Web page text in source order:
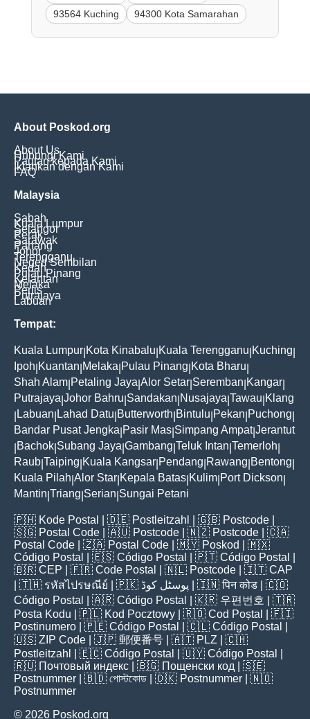
93564 Kuching
94300 Kota Samarahan
About Poskod.org
About Us
Hubungi Kami
Pautan kepada Kami
Iklankan dengan Kami
FAQ
Malaysia
Sabah
Kuala Lumpur
Selangor
Perak
Sarawak
Pahang
Johor
Terengganu
Negeri Sembilan
Kedah
Pulau Pinang
Kelantan
Melaka
Perlis
Putrajaya
Labuan
Tempat:
Kuala Lumpur Kota Kinabalu Kuala Terengganu Kuching
Ipoh Kuantan Melaka Pulau Pinang Kota Bharu
Shah Alam Petaling Jaya Alor Setar Seremban Kangar
Putrajaya Johor Bahru Sandakan Nusajaya Tawau Klang
Labuan Lahad Datu Butterworth Bintulu Pekan Puchong
Bandar Pusat Jengka Pasir Mas Simpang Ampat|Jerantut
Bachok Subang Jaya Gambang Teluk Intan Temerloh
Raub Taiping Kuala Kangsar Pendang Rawang Bentong
Kuala Pilah Alor Star Kepala Batas Kulim Port Dickson
Mantin Triang Serian Sungai Petani
🇵🇭 Kode Postal | 🇩🇪 Postleitzahl | 🇬🇧 Postcode
🇸🇬 Postal Code | 🇦🇺 Postcode | 🇳🇿 Postcode | 🇨🇦
Postal Code | 🇿🇦 Postal Code | 🇲🇾 Poskod
| 🇲🇽
Código Postal
| 🇪🇸 Código Postal | 🇵🇹 Código Postal
🇧🇷 CEP | 🇫🇷 Code Postal | 🇳🇱 Postcode | 🇮🇹 CAP
| 🇹🇭 รหัสไปรษณีย์ | 🇵🇰 پوسٹل کوڈ | 🇮🇳पिन कोड | 🇨🇴
Código Postal
| 🇦🇷 Código Postal | 🇰🇷 우편번호
| 🇹🇷
Posta Kodu | 🇵🇱 Kod Pocztowy | 🇷🇴 Cod Poștal
| 🇫🇮
Postinumero | 🇵🇪 Código Postal | 🇨🇱 Código Postal
🇺🇸 ZIP Code | 🇯🇵 郵便番号 | 🇦🇹 PLZ | 🇨🇭
Postleitzahl
| 🇪🇨 Código Postal | 🇺🇾 Código Postal
🇷🇺 Почтовый индекс | 🇧🇬 Пощенски код | 🇸🇪
Postnummer | 🇧🇩 পোস্টকোড | 🇩🇰 Postnummer | 🇳🇴
Postnummer
© 2026 Poskod.org